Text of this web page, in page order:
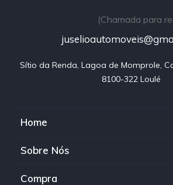
(Chamada para
Sítio da Renda, Lagoa de Momprole,
8100-322 Loulé
Home
Sobre Nós
Compra